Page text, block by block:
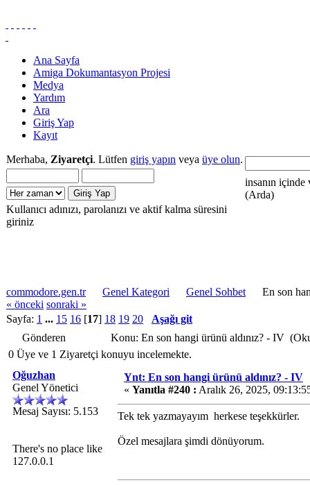
Ana Sayfa
Amiga Dokumantasyon Projesi
Medya
Yardım
Ara
Giriş Yap
Kayıt
Merhaba, Ziyaretçi. Lütfen giriş yapın veya üye olun.
Kullanıcı adınızı, parolanızı ve aktif kalma süresini
giriniz
insanın içinde
(Arda)
commodore.gen.tr Genel Kategori Genel Sohbet
En son
« önceki sonraki »
Sayfa: 1 ... 15 16 [17] 18 19 20
Aşağı git
Gönderen
Konu: En son hangi ürünü aldınız? - IV
0 Üye ve 1 Ziyaretçi konuyu incelemekte.
Oğuzhan
Genel Yönetici
Mesaj Sayısı: 5.153
There's no place like
127.0.0.1
Ynt: En son hangi ürünü aldınız? - IV
« Yanıtla #240 : Aralık 26, 2025,
Tek tek yazmayayım herkese teşekkürler.
Özel mesajlara şimdi dönüyorum.